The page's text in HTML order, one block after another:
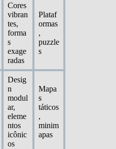
Cores
vibran
tes,
forma
s
exage
radas
Plataf
ormas
,
puzzle
s
Desig
n
modul
ar,
eleme
ntos
icônic
os
Mapa
s
táticos
,
minim
apas